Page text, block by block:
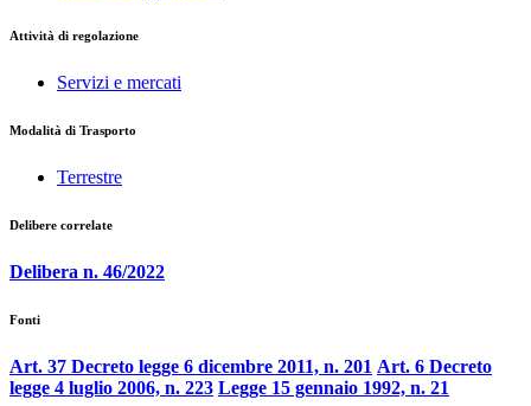
Attività di regolazione
Servizi e mercati
Modalità di Trasporto
Terrestre
Delibere correlate
Delibera n. 46/2022
Fonti
Art. 37 Decreto legge 6 dicembre 2011, n. 201 Art. 6 Decreto
legge 4 luglio 2006, n. 223 Legge 15 gennaio 1992, n. 21